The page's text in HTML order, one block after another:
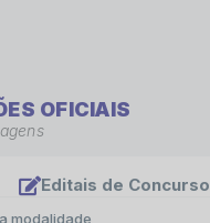
OFICIAIS
Editais de Concurso